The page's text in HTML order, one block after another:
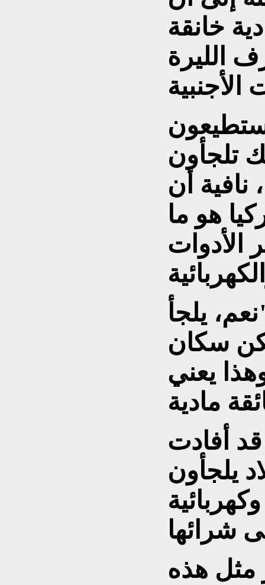
خانقة
الليرة
تلجأون
أن
هو ما
الأدوات
يلجأ
سكان
يعني
أفادت
يلجأون
مثل هذه